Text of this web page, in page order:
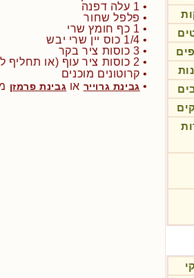
• 1 עלה דפנה
• פלפל שחור
• 1 כף חומץ שרי
• 1/4 כוס יין שרי יבש
• 3 כוסות ציר בקר
• 2 כוסות ציר עוף (או תחליף לא בשרי)
• קרוטונים מוכנים
• גבינת גרוייר או גבינת פרמזן